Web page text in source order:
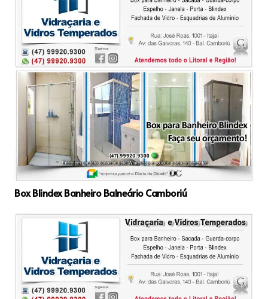
Box Blindex Banheiro Balneário Camboriú